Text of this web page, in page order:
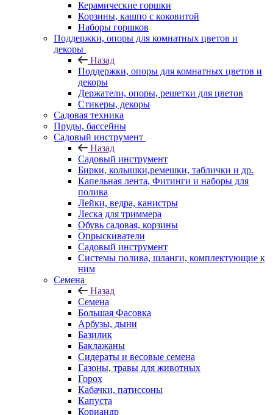
Керамические горшки
Корзины, кашпо с коковитой
Наборы горшков
Поддержки, опоры для комнатных цветов и
декоры
Назад
Поддержки, опоры для комнатных цветов и
декоры
Держатели, опоры, решетки для цветов
Стикеры, декоры
Садовая техника
Пруды, бассейны
Садовый инструмент
Назад
Садовый инструмент
Бирки, колышки,ремешки, таблички и др.
Капельная лента, Фитинги и наборы для
полива
Лейки, ведра, канистры
Леска для триммера
Обувь садовая, корзины
Опрыскиватели
Садовый инструмент
Системы полива, шланги, комплектующие к
ним
Семена
Назад
Семена
Большая Фасовка
Арбузы, дыни
Базилик
Баклажаны
Сидераты и весовые семена
Газоны, травы для животных
Горох
Кабачки, патиссоны
Капуста
Кориандр